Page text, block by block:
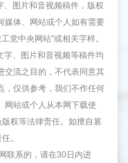
、图片和音视频稿件，版权
媒体、网站或个人如有需要
党中央网站”或相关字样。
字、图片和音视频等稿件均
交流之目的，不代表同意其
，仅供参考，我们不作任何
网站或个人从本网下载使
权等法律责任。如擅自篡
。
联系的，请在30日内进